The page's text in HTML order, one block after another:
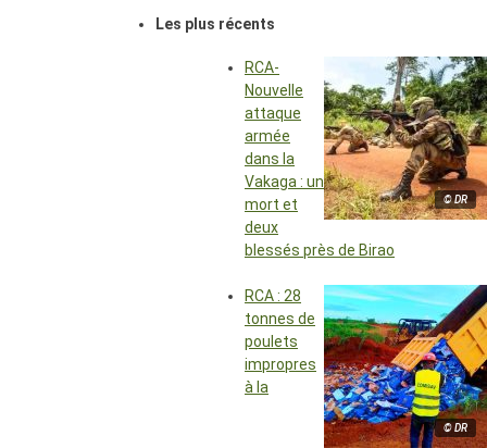
Les plus récents
© DR
RCA-
Nouvelle
attaque
armée
dans la
Vakaga : un
mort et
deux
blessés près de Birao
© DR
RCA : 28
tonnes de
poulets
impropres
à la